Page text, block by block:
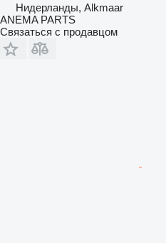
Нидерланды, Alkmaar
ANEMA PARTS
Связаться с продавцом